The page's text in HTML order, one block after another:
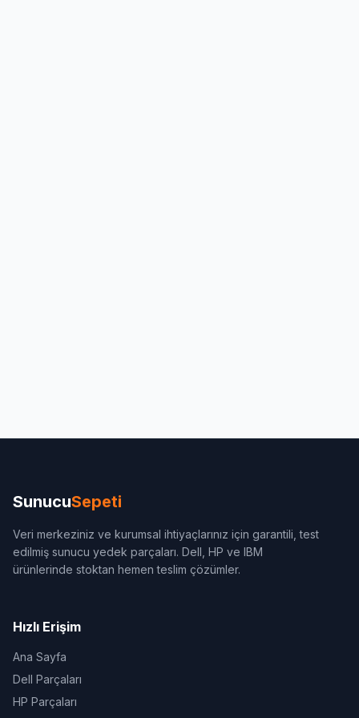
SunucuSepeti
Veri merkeziniz ve kurumsal ihtiyaçlarınız için garantili, test
edilmiş sunucu yedek parçaları. Dell, HP ve IBM
ürünlerinde stoktan hemen teslim çözümler.
Hızlı Erişim
Ana Sayfa
Dell Parçaları
HP Parçaları